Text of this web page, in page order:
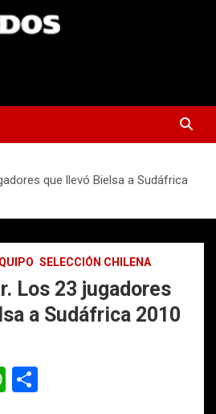
que llevó Bielsa a Sudáfrica
SELECCIÓN CHILENA
Los 23 jugadores
a Sudáfrica 2010
W